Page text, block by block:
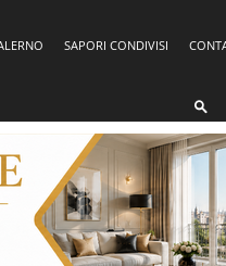
SAPORI CONDIVISI